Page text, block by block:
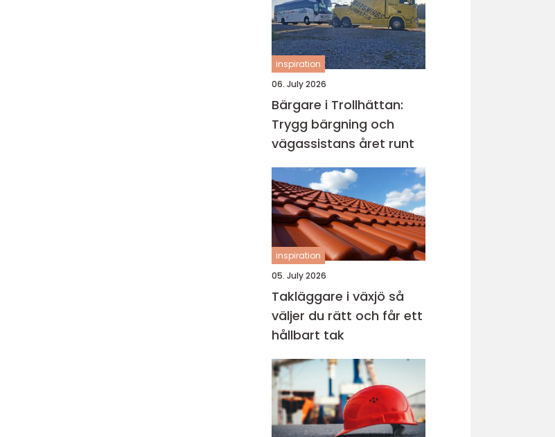
inspiration
06. July 2026
Bärgare i Trollhättan:
Trygg bärgning och
vägassistans året runt
inspiration
05. July 2026
Takläggare i växjö så
väljer du rätt och får ett
hållbart tak